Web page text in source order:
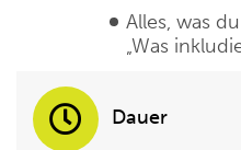
Alles, was
„Was
Dauer